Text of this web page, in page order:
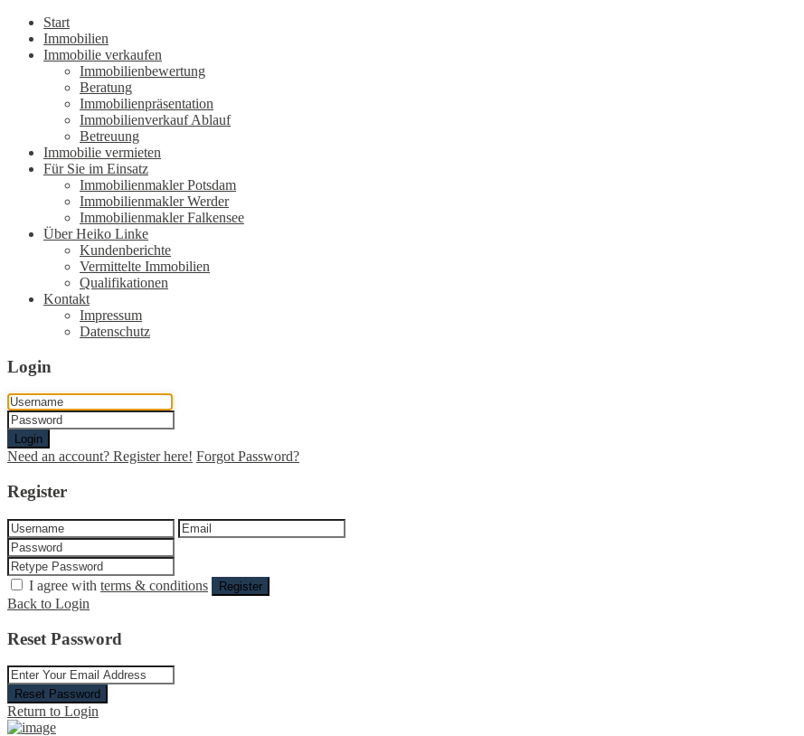
Start
Immobilien
Immobilie verkaufen
Immobilienbewertung
Beratung
Immobilienpräsentation
Immobilienverkauf Ablauf
Betreuung
Immobilie vermieten
Für Sie im Einsatz
Immobilienmakler Potsdam
Immobilienmakler Werder
Immobilienmakler Falkensee
Über Heiko Linke
Kundenberichte
Vermittelte Immobilien
Qualifikationen
Kontakt
Impressum
Datenschutz
Login
Login
Need an account? Register here! Forgot Password?
Register
I agree with terms & conditions Register
Back to Login
Reset Password
Reset Password
Return to Login